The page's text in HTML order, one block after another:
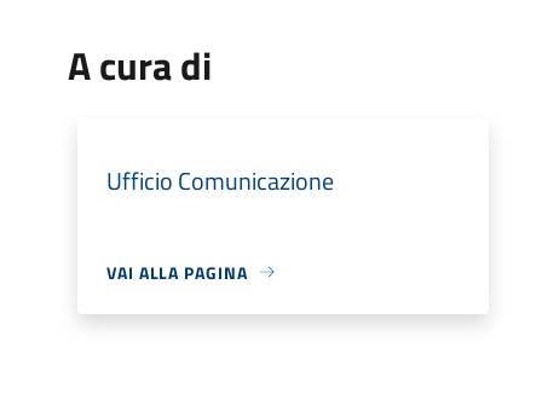
A cura di
Ufficio Comunicazione
VAI ALLA PAGINA